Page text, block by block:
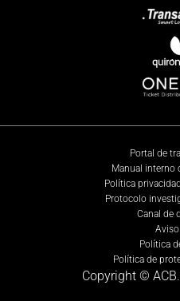
Portal de
Manual interno
Política
Protocolo
Canal de
Aviso
Política
Política de
Copyright ©